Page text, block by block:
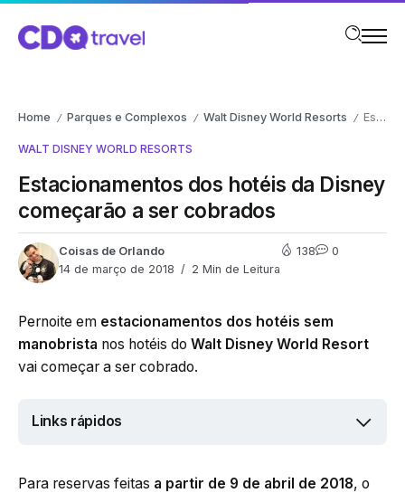
Home / Parques e Complexos / Walt Disney World Resorts / Estacionamentos dos hotéis da Disney começarão a ser cobrados
WALT DISNEY WORLD RESORTS
Estacionamentos dos hotéis da Disney
começarão a ser cobrados
Coisas de Orlando
14 de março de 2018
2 Min de Leitura
138 0
Pernoite em estacionamentos dos hotéis sem
manobrista nos hotéis do Walt Disney World Resort
vai começar a ser cobrado.
Links rápidos
Para reservas feitas a partir de 9 de abril de 2018, o